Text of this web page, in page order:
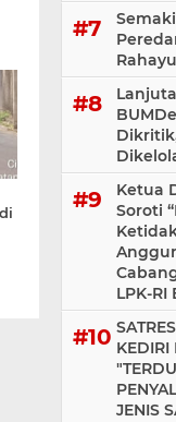
Ketua
Soroti
LPK-
KEDIRI
JENIS